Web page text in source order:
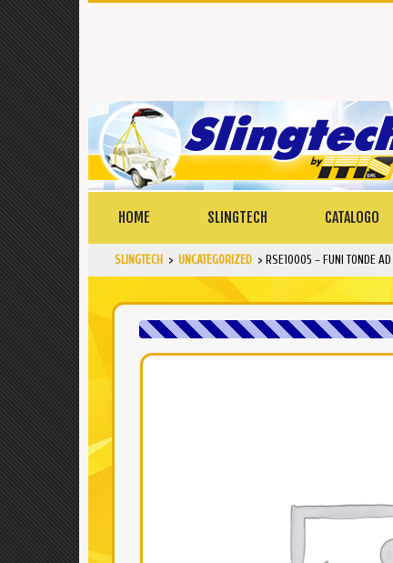
HOME SLINGTECH CATALOGO
SLINGTECH > UNCATEGORIZED > RSE10005 – FUNI TONDE AD